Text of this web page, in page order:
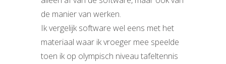
de manier van werken.
Ik vergelijk software wel eens met het
materiaal waar ik vroeger mee speelde
toen ik op olympisch niveau tafeltennis